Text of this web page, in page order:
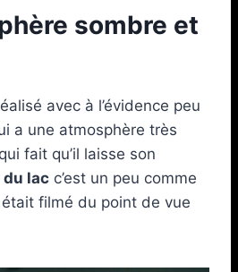
sombre et
avec à l’évidence peu
a une atmosphère très
fait qu’il laisse son
lac c’est un peu comme
était filmé du point de vue